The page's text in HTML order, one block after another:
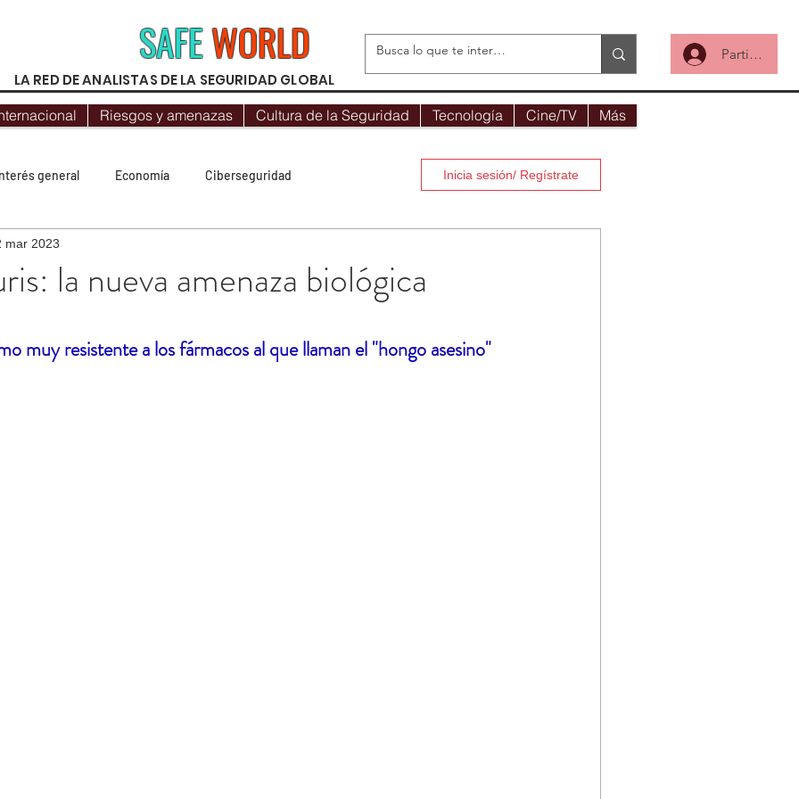
SAFEWORLD
LA RED DE ANALISTAS DE LA SEGURIDAD GLOBAL
Participa
Riesgos y amenazas Cultura de la Seguridad Tecnología Cine/TV Más
general Economía Ciberseguridad
Protocolos
Inicia sesión/ Regístrate
la nueva amenaza biológica
mar 2023
muy resistente a los fármacos al que llaman el "hongo asesino"